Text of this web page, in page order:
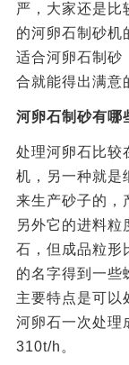
严，大家还是比
的河卵石制砂机
适合河卵石制砂
合就能得出满意
河卵石制砂有哪
处理河卵石比较
机，另一种就是
来生产砂子的，
另外它的进料粒
石，但成品粒形
的名字得到一些
主要特点是可以
河卵石一次处理
310t/h。